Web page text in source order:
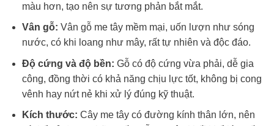
màu hơn, tạo nên sự tương phản bắt mắt.
Vân gỗ: Vân gỗ me tây mềm mại, uốn lượn như sóng
nước, có khi loang như mây, rất tự nhiên và độc đáo.
Độ cứng và độ bền: Gỗ có độ cứng vừa phải, dễ gia
công, đồng thời có khả năng chịu lực tốt, không bị cong
vênh hay nứt nẻ khi xử lý đúng kỹ thuật.
Kích thước: Cây me tây có đường kính thân lớn, nên